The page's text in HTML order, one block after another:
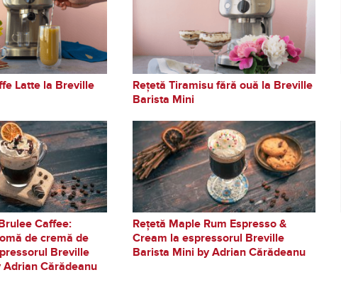
Latte la Breville
Rețetă Tiramisu fără ouă la Breville
Barista Mini
Caffee:
de cremă de
Breville
Cărădeanu
Rețetă Maple Rum Espresso &
Cream la espressorul Breville
Barista Mini by Adrian Cărădeanu